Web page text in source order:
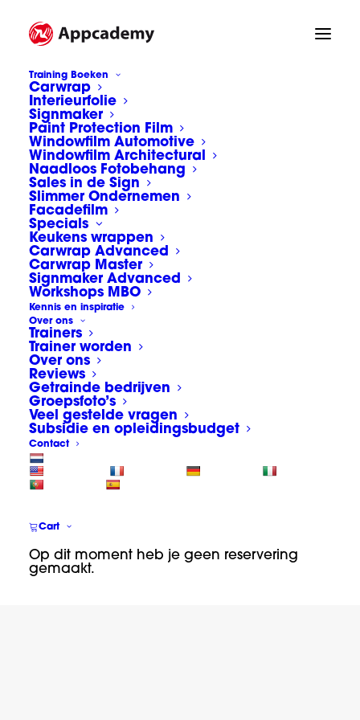
Training Boeken
Carwrap
Interieurfolie
Signmaker
Paint Protection Film
Windowfilm Automotive
Windowfilm Architectural
Naadloos Fotobehang
Sales in de Sign
Slimmer Ondernemen
Facadefilm
Specials
Keukens wrappen
Carwrap Advanced
Carwrap Master
Signmaker Advanced
Workshops MBO
Kennis en inspiratie
Over ons
Trainers
Trainer worden
Over ons
Reviews
Getrainde bedrijven
Groepsfoto’s
Veel gestelde vragen
Subsidie en opleidingsbudget
Contact
Cart
Op dit moment heb je geen reservering
gemaakt.
Home Groepsfoto's